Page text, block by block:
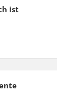
ist